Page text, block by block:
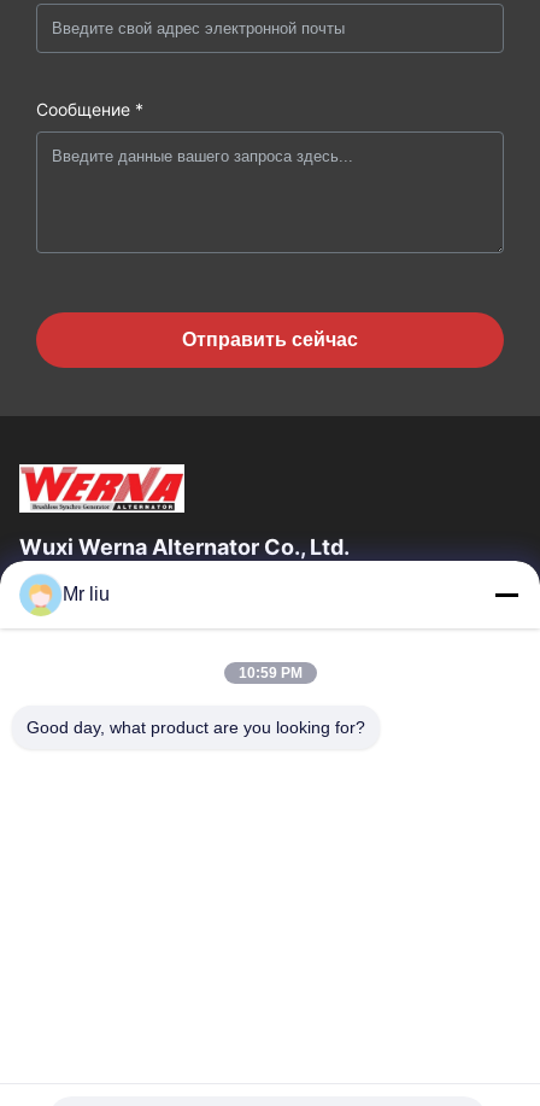
Сообщение *
Отправить сейчас
Wuxi Werna Alternator Co., Ltd.
Быстрые Ссылки
О Нас
Экскурсия По Заводу
Контроль Качества
Mr liu
10:59 PM
Good day, what product are you looking for?